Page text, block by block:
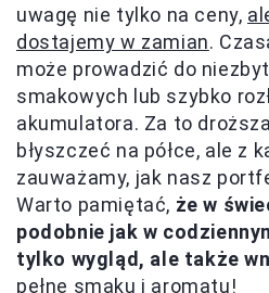
uwagę nie tylko na ceny,
dostajemy w zamian.
może prowadzić do
smakowych lub szybko
akumulatora. Za to
błyszczeć na półce, ale z
zauważamy, jak nasz
Warto pamiętać, że w
podobnie jak w
tylko wygląd, ale także
pełne smaku i aromatu!